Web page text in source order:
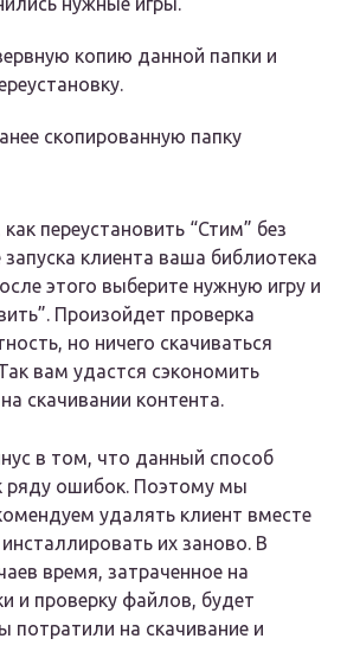
копию данной папки и
скопированную папку
переустановить “Стим” без
запуска клиента ваша библиотека
этого выберите нужную игру и
Произойдет проверка
но ничего скачиваться
вам удастся сэкономить
скачивании контента.
в том, что данный способ
ряду ошибок. Поэтому мы
удалять клиент вместе
их заново. В
время, затраченное на
и проверку файлов, будет
потратили на скачивание и